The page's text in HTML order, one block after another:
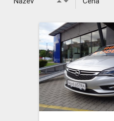
Určeno pro: FO/PO
Převodovka